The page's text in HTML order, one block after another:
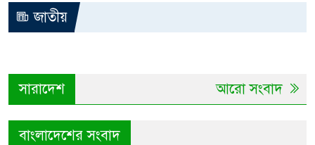
জাতীয়
সারাদেশ আরো সংবাদ
বাংলাদেশের সংবাদ